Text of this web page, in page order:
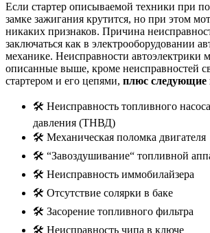
Если стартер описываемой техники при
замке зажигания крутится, но при этом
никаких признаков. Причина
заключаться как в электрооборудовании
механике. Неисправности автоэлектрики
описанные выше, кроме неисправностей
стартером и его цепями, плюс
🛠️ Неисправность топливного
давления (ТНВД)
🛠️ Механическая поломка двигателя
🛠️ “Завоздушивание“ топливной
🛠️ Неисправность иммобилайзера
🛠️ Отсутствие солярки в баке
🛠️ Засорение топливного фильтра
🛠️ Неисправность чипа в ключе